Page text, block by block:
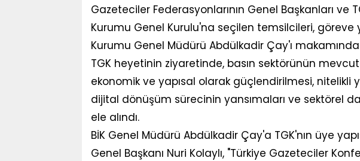
Gazeteciler Federasyonlarının Genel Başkanları ve
Kurumu Genel Kurulu'na seçilen temsilcileri, göreve
Kurumu Genel Müdürü Abdülkadir Çay'ı
TGK heyetinin ziyaretinde, basın sektörünün
ekonomik ve yapısal olarak güçlendirilmesi, nitelikli
dijital dönüşüm sürecinin yansımaları ve sektörel
ele alındı.
BİK Genel Müdürü Abdülkadir Çay'a TGK'nın üye
Genel Başkanı Nuri Kolaylı, "Türkiye Gazeteciler